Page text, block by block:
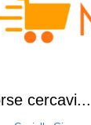
cercavi...